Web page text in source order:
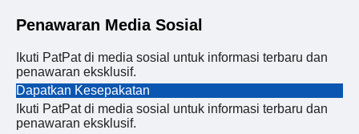
Penawaran Media Sosial
Ikuti PatPat di media sosial untuk informasi terbaru dan
penawaran eksklusif.
Dapatkan Kesepakatan
Ikuti PatPat di media sosial untuk informasi terbaru dan
penawaran eksklusif.